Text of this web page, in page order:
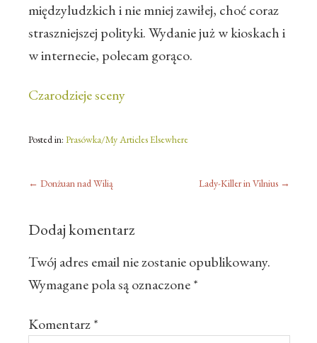
międzyludzkich i nie mniej zawiłej, choć coraz
straszniejszej polityki. Wydanie już w kioskach i
w internecie, polecam gorąco.
Czarodzieje sceny
Posted in: Prasówka/My Articles Elsewhere
← Donżuan nad Wilią Lady-Killer in Vilnius →
Dodaj komentarz
Twój adres email nie zostanie opublikowany.
Wymagane pola są oznaczone*
Komentarz*